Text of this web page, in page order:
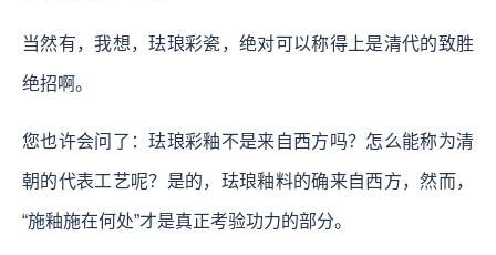
当然有，我想，珐琅彩瓷，绝对可以称得上是清代的致胜
绝招啊。
您也许会问了：珐琅彩釉不是来自西方吗？怎么能称为清
朝的代表工艺呢？是的，珐琅釉料的确来自西方，然而，
“施釉施在何处”才是真正考验功力的部分。